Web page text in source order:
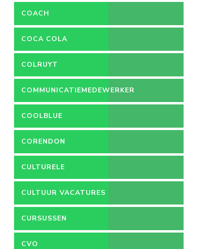
COACH
COCA COLA
COLRUYT
COMMUNICATIEMEDEWERKER
COOLBLUE
CORENDON
CULTURELE
VACATURES
CULTUUR VACATURES
CURSUSSEN
CVO